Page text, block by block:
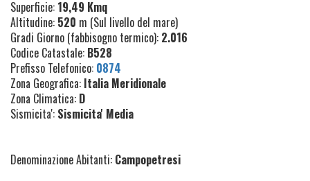
Superficie: 19,49 Kmq
Altitudine: 520 m (Sul livello del mare)
Gradi Giorno (fabbisogno termico): 2.016
Codice Catastale: B528
Prefisso Telefonico: 0874
Zona Geografica: Italia Meridionale
Zona Climatica: D
Sismicita': Sismicita' Media
Denominazione Abitanti: Campopetresi